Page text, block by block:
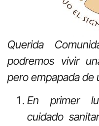
Querida
podremos vivir
pero empapada de
En primer
cuidado